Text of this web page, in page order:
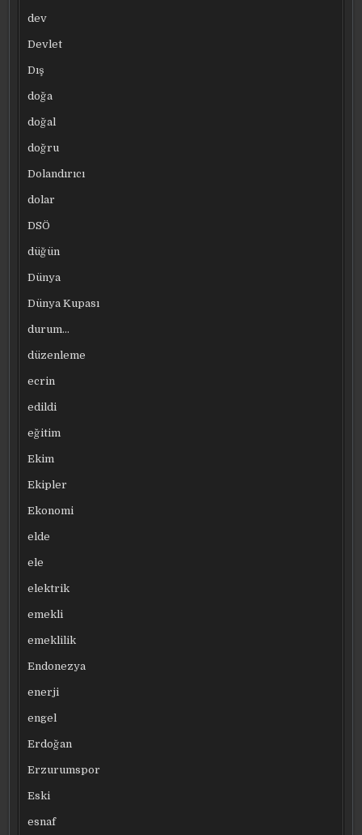
dev
Devlet
Dış
doğa
doğal
doğru
Dolandırıcı
dolar
DSÖ
düğün
Dünya
Dünya Kupası
durum…
düzenleme
ecrin
edildi
eğitim
Ekim
Ekipler
Ekonomi
elde
ele
elektrik
emekli
emeklilik
Endonezya
enerji
engel
Erdoğan
Erzurumspor
Eski
esnaf